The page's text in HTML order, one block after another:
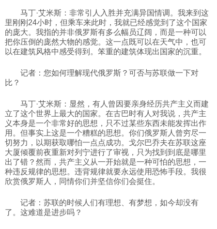
社会
文化
历史
体育
旅游
视听
马丁·艾米斯：非常引人入胜并充满异国情调。我来到这
里刚刚24小时，但乘车来此时，我就已经感觉到了这个国家
的庞大。我指的并非俄罗斯有多么幅员辽阔，而是一种可以
把你压倒的庞然大物的感觉。这一点既可以在天气中，也可
以在建筑风格中感受得到。笨重的建筑体现出国家的沉重。
记者：您如何理解现代俄罗斯？可否与苏联做一下对
比？
马丁·艾米斯：显然，有人曾因要亲身经历共产主义而建
立了这个世界上最大的国家。在古巴时有人对我说，共产主
义本身是一个非常好的思想，只不过某些东西未能发挥出作
用。但事实上这是一个糟糕的思想。你们俄罗斯人曾穷尽一
切努力，以期获取哪怕一点点成功。戈尔巴乔夫在苏联这座
大厦倾覆前夜重新对列宁进行了审视，只为找到到底是哪里
出了错？然而，共产主义从一开始就是一种可怕的思想，一
种违反规律的思想。违背规律就要永远使用恐怖手段。我很
欣赏俄罗斯人，同情你们并坚信你们会挺住。
记者：苏联的时候人们有理想、有梦想，如今却没有
了。这难道是进步吗？